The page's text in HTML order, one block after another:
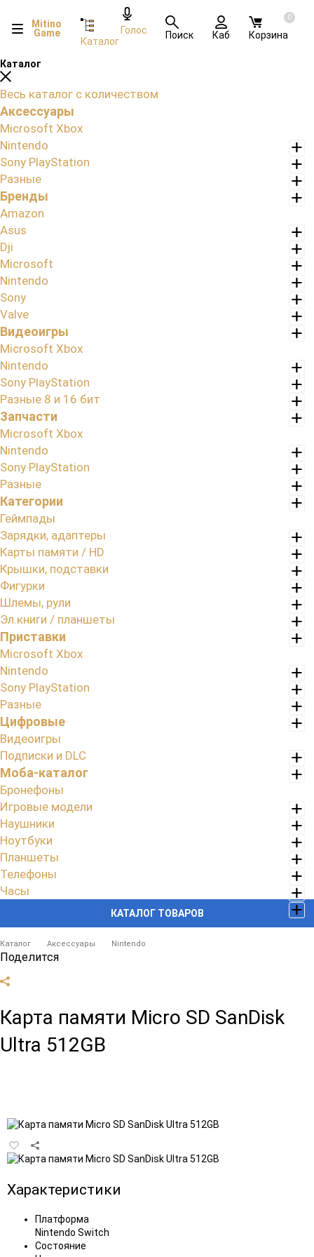
КАТАЛОГ ТОВАРОВ
Mitino
Game
Каталог
Голос Поиск Каб
0
Корзина
Каталог
Весь каталог с количеством
Аксессуары
Microsoft Xbox
Nintendo
Sony PlayStation
Разные
Бренды
Amazon
Asus
Dji
Microsoft
Nintendo
Sony
Valve
Видеоигры
Microsoft Xbox
Nintendo
Sony PlayStation
Разные 8 и 16 бит
Запчасти
Microsoft Xbox
Nintendo
Sony PlayStation
Разные
Категории
Геймпады
Зарядки, адаптеры
Карты памяти / HD
Крышки, подставки
Фигурки
Шлемы, рули
Эл.книги / планшеты
Приставки
Microsoft Xbox
Nintendo
Sony PlayStation
Разные
Цифровые
Видеоигры
Подписки и DLC
Моба-каталог
Бронефоны
Игровые модели
Наушники
Ноутбуки
Планшеты
Телефоны
Часы
Каталог Аксессуары Nintendo
Поделится
Карта памяти Micro SD SanDisk
Ultra 512GB
Добавить
в
Характеристики
Платформа
Nintendo Switch
Состояние